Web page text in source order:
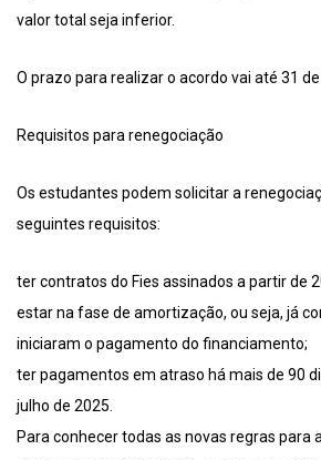
valor total seja inferior.
O prazo para realizar o acordo vai até 31
Requisitos para renegociação
Os estudantes podem solicitar a
seguintes requisitos:
ter contratos do Fies assinados a partir de
estar na fase de amortização, ou seja, já
iniciaram o pagamento do financiamento;
ter pagamentos em atraso há mais de 90
julho de 2025.
Para conhecer todas as novas regras para